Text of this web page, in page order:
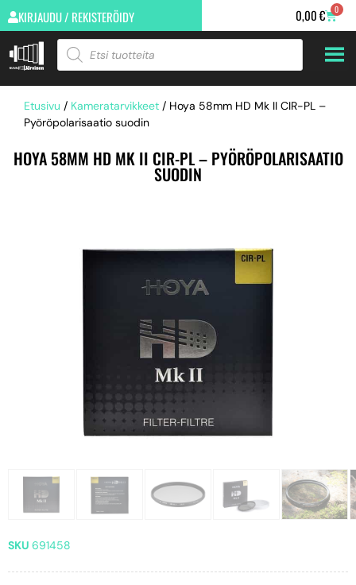
KIRJAUDU / REKISTERÖIDY 0,00€ 0
Etusivu / Kameratarvikkeet / Hoya 58mm HD Mk II CIR-PL –
Pyöröpolarisaatio suodin
HOYA 58MM HD MK II CIR-PL – PYÖRÖPOLARISAATIO
SUODIN
SKU 691458